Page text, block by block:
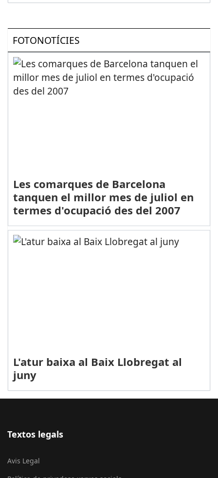
FOTONOTÍCIES
Les comarques de Barcelona
tanquen el millor mes de juliol en
termes d'ocupació des del 2007
L'atur baixa al Baix Llobregat al
juny
Textos legals
Avis Legal